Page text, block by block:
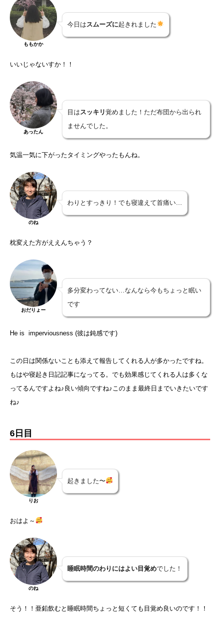
ももかか
今日は スムーズに起きれました
いいじゃないすか！！
あったん
目は スッキリ覚めました！ただ布団から出られ
ませんでした。
気温一気に下がったタイミングやったもんね。
のね
わりとすっきり！でも寝違えて首痛い…
枕変えた方がええんちゃう？
おだりょー
多分変わってない…なんなら今もちょっと眠い
です
He is imperviousness (彼は鈍感です)
この日は関係ないことも添えて報告してくれる人が多かったですね。
もはや寝起き日記記事になってる。でも効果感じてくれる人は多くな
ってるんですよね♪良い傾向ですね♪このまま最終日までいきたいです
ね♪
6日目
りお
起きました〜
おはよ～
のね
睡眠時間のわりにはよい目覚めでした！
そう！！亜鉛飲むと睡眠時間ちょっと短くても目覚め良いのです！！